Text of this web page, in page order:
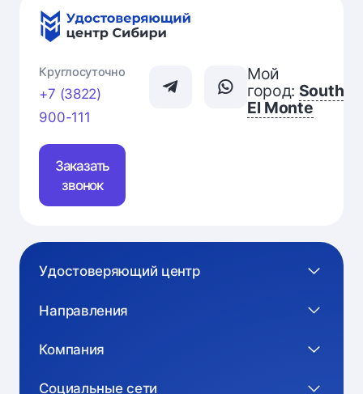
Круглосуточно
+7 (3822)
900-111
Заказать
звонок
Мой
город: South
El Monte
Удостоверяющий центр
Направления
Компания
Социальные сети